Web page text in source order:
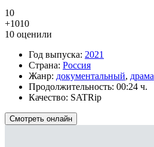
10
+1010
10 оценили
Год выпуска: 2021
Страна: Россия
Жанр: документальный, драма
Продолжительность: 00:24 ч.
Качество: SATRip
Смотреть онлайн